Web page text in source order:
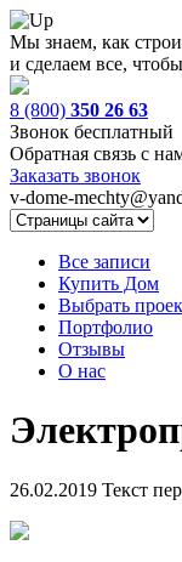
Мы знаем, как
и сделаем все,
8 (800) 350 26 63
Звонок бесплатный
Обратная связь с
Заказать звонок
v-dome-
Все записи
Купить Дом
Выбрать
Портфолио
Отзывы
О нас
26.02.2019 Текст